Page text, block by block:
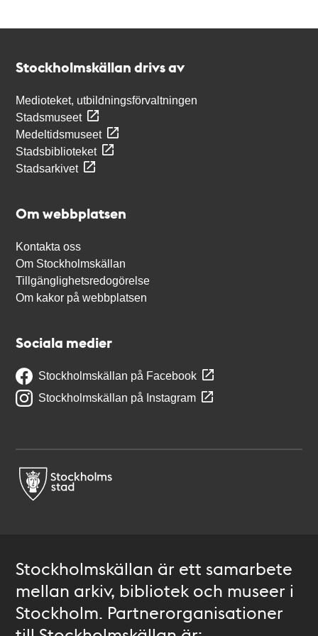
Stockholmskällan drivs av
Medioteket, utbildningsförvaltningen
Stadsmuseet
Medeltidsmuseet
Stadsbiblioteket
Stadsarkivet
Om webbplatsen
Kontakta oss
Om Stockholmskällan
Tillgänglighetsredogörelse
Om kakor på webbplatsen
Sociala medier
Stockholmskällan på Facebook
Stockholmskällan på Instagram
Stockholmskällan är ett samarbete
mellan arkiv, bibliotek och museer i
Stockholm. Partnerorganisationer